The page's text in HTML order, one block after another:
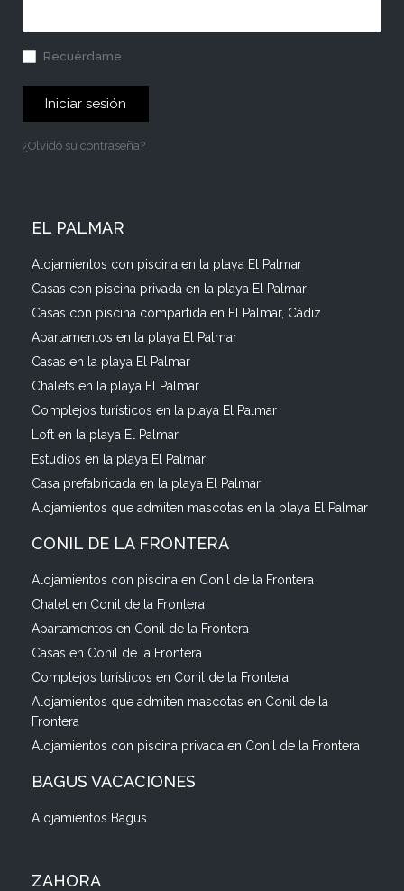
Recuérdame
Iniciar sesión
¿Olvidó su contraseña?
EL PALMAR
Alojamientos con piscina en la playa El Palmar
Casas con piscina privada en la playa El Palmar
Casas con piscina compartida en El Palmar, Cádiz
Apartamentos en la playa El Palmar
Casas en la playa El Palmar
Chalets en la playa El Palmar
Complejos turísticos en la playa El Palmar
Loft en la playa El Palmar
Estudios en la playa El Palmar
Casa prefabricada en la playa El Palmar
Alojamientos que admiten mascotas en la playa El Palmar
CONIL DE LA FRONTERA
Alojamientos con piscina en Conil de la Frontera
Chalet en Conil de la Frontera
Apartamentos en Conil de la Frontera
Casas en Conil de la Frontera
Complejos turísticos en Conil de la Frontera
Alojamientos que admiten mascotas en Conil de la
Frontera
Alojamientos con piscina privada en Conil de la Frontera
BAGUS VACACIONES
Alojamientos Bagus
ZAHORA